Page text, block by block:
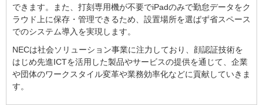
できます。また、打刻専用機が不要でiPadのみで勤怠データをク
ラウド上に保存・管理できるため、設置場所を選ばず省スペース
でのシステム導入を実現します。
NECは社会ソリューション事業に注力しており、顔認証技術を
はじめ先進ICTを活用した製品やサービスの提供を通じて、企業
や団体のワークスタイル変革や業務効率化などに貢献していきま
す。